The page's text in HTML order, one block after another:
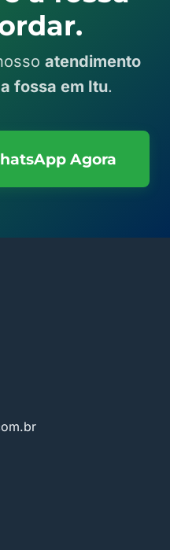
atendimento
fossa em Itu.
Agora